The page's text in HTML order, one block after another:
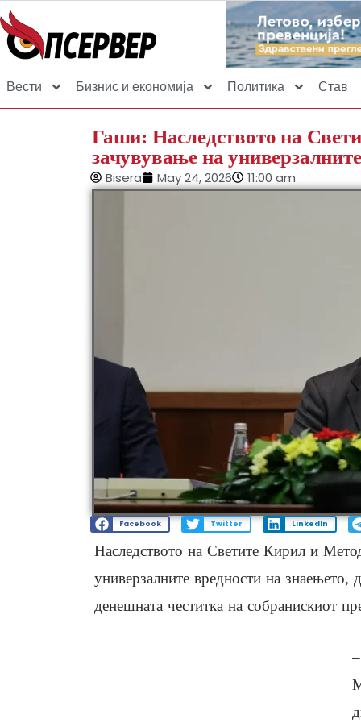
Вести Бизнис и економија Политика Став
Гаши: Наследството на
зачувување на
Bisera May 24, 2026 11:00 am
Facebook Twitter LinkedIn
Наследството на Светите Кирил и
универзалните вредности на
денешната честитка на собранискиот